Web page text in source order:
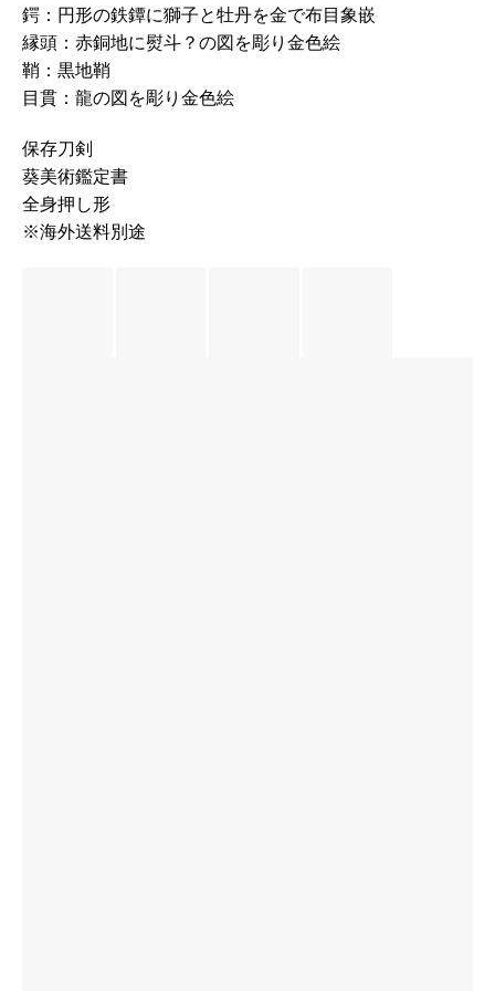
鍔：円形の鉄鐔に獅子と牡丹を金で布目象嵌
縁頭：赤銅地に熨斗？の図を彫り金色絵
鞘：黒地鞘
目貫：龍の図を彫り金色絵
保存刀剣
葵美術鑑定書
全身押し形
※海外送料別途